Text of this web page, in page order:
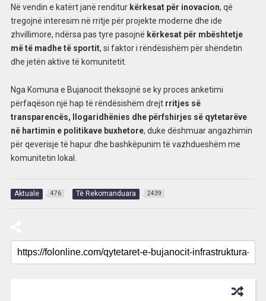
Në vendin e katërt janë renditur kërkesat për inovacion, që
tregojnë interesim në rritje për projekte moderne dhe ide
zhvillimore, ndërsa pas tyre pasojnë kërkesat për mbështetje
më të madhe të sportit, si faktor i rëndësishëm për shëndetin
dhe jetën aktive të komunitetit.
Nga Komuna e Bujanocit theksojnë se ky proces anketimi
përfaqëson një hap të rëndësishëm drejt rritjes së
transparencës, llogaridhënies dhe përfshirjes së qytetarëve
në hartimin e politikave buxhetore, duke dëshmuar angazhimin
për qeverisje të hapur dhe bashkëpunim të vazhdueshëm me
komunitetin lokal.
Aktuale 476 Të Rekomanduara 2439